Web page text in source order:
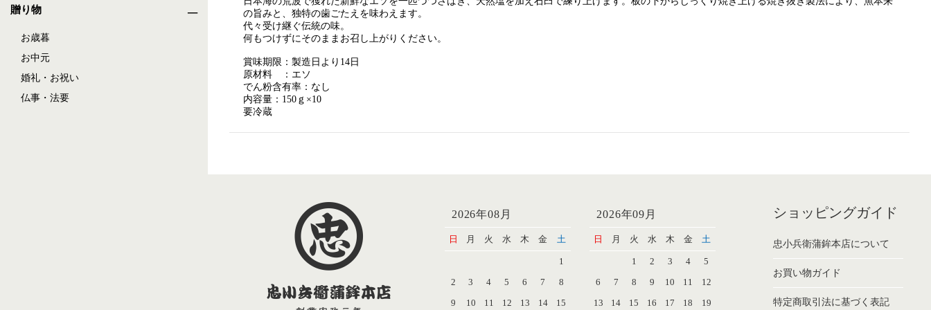
贈り物
お歳暮
お中元
婚礼・お祝い
仏事・法要
の旨みと、独特の歯ごたえを味わえます。
代々受け継ぐ伝統の味。
何もつけずにそのままお召し上がりください。
賞味期限：製造日より14日
原材料 ：エソ
でん粉含有率：なし
内容量：150ｇ×10
要冷蔵
2026年08月
日 月 火 水 木 金 土
1
2
3 4 5 6 7
8
9
10 11 12 13 14 15
2026年09月
日 月 火 水 木 金 土
1 2 3 4
5
6
7 8 9 10 11
12
13
14 15 16 17 18 19
ショッピングガイド
忠小兵衛蒲鉾本店について
お買い物ガイド
特定商取引法に基づく表記